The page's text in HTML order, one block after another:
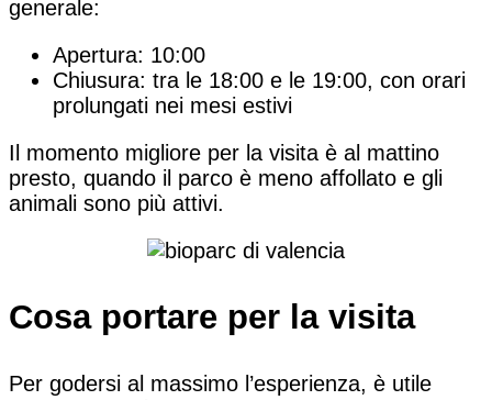
generale:
Apertura: 10:00
Chiusura: tra le 18:00 e le 19:00, con orari
prolungati nei mesi estivi
Il momento migliore per la visita è al mattino
presto, quando il parco è meno affollato e gli
animali sono più attivi.
Cosa portare per la visita
Per godersi al massimo l’esperienza, è utile